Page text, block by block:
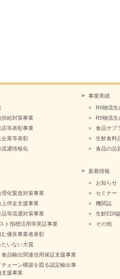
給対策事業
等表彰事業
企業等表彰
流通情報化
化緊急対策事業
伴走支援事業
等流通対策事業
ト指標活用等実証事業
優良事業者表彰
いない大賞
食品輸出関連信用保証支援事業
ェーン構築を図る認定輸出事
支援事業
事業実績
R6物流
R5物流
食品サプ
生鮮食料
食品の品
新着情報
お知らせ
セミナー
機関誌
生鮮EDI
その他